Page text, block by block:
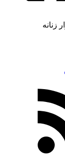
زنانه